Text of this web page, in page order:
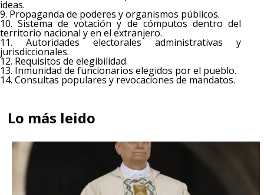
ideas.
9. Propaganda de poderes y organismos públicos.
10. Sistema de votación y de cómputos dentro del
territorio nacional y en el extranjero.
11. Autoridades electorales administrativas y
jurisdiccionales.
12. Requisitos de elegibilidad.
13. Inmunidad de funcionarios elegidos por el pueblo.
14. Consultas populares y revocaciones de mandatos.
Lo más leido